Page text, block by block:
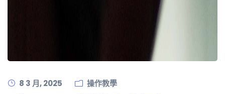
8 3 月, 2025 操作教學